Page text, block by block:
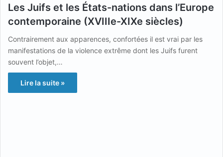
Les Juifs et les États-nations dans l’Europe
contemporaine (XVIIIe-XIXe siècles)
Contrairement aux apparences, confortées il est vrai par les
manifestations de la violence extrême dont les Juifs furent
souvent l’objet,…
Lire la suite »